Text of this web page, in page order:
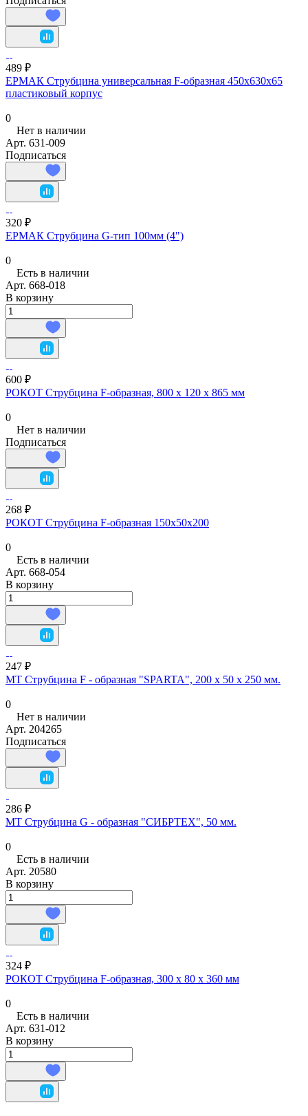
489 ₽
ЕРМАК Струбцина универсальная F-образная 450х630х65
пластиковый корпус
0
Нет в наличии
Арт. 631-009
Подписаться
320 ₽
ЕРМАК Струбцина G-тип 100мм (4")
0
Есть в наличии
Арт. 668-018
В корзину
600 ₽
РОКОТ Струбцина F-образная, 800 х 120 х 865 мм
0
Нет в наличии
Подписаться
268 ₽
РОКОТ Струбцина F-образная 150х50х200
0
Есть в наличии
Арт. 668-054
В корзину
247 ₽
МТ Струбцина F - образная "SPARTA", 200 х 50 х 250 мм.
0
Нет в наличии
Арт. 204265
Подписаться
286 ₽
МТ Струбцина G - образная "СИБРТЕХ", 50 мм.
0
Есть в наличии
Арт. 20580
В корзину
324 ₽
РОКОТ Струбцина F-образная, 300 х 80 х 360 мм
0
Есть в наличии
Арт. 631-012
В корзину